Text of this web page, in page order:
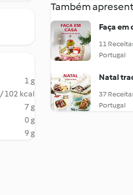
1 g
102 kcal
7 g
0 g
9 g
Também
Faça em
11
Portugal
Natal
37
Portugal